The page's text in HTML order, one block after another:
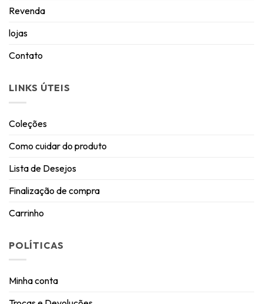
Revenda
lojas
Contato
LINKS ÚTEIS
Coleções
Como cuidar do produto
Lista de Desejos
Finalização de compra
Carrinho
POLÍTICAS
Minha conta